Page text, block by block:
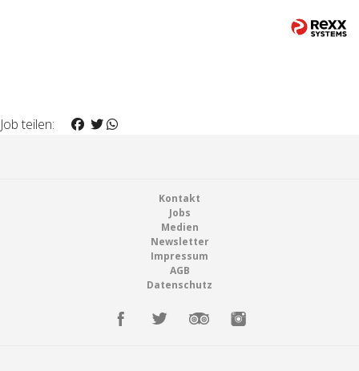
Job teilen:
Kontakt
Jobs
Medien
Newsletter
Impressum
AGB
Datenschutz